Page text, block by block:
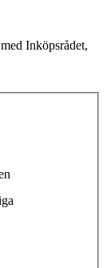
Inköpsrådet,